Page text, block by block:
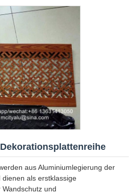
aus Aluminiumlegierung der
als erstklassige
und